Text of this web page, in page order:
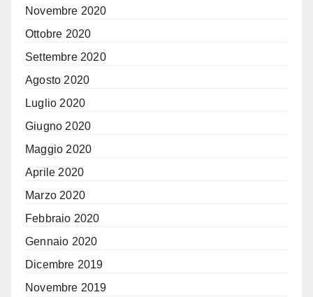
Novembre 2020
Ottobre 2020
Settembre 2020
Agosto 2020
Luglio 2020
Giugno 2020
Maggio 2020
Aprile 2020
Marzo 2020
Febbraio 2020
Gennaio 2020
Dicembre 2019
Novembre 2019